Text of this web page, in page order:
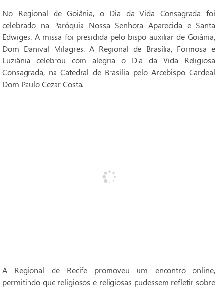
No Regional de Goiânia, o Dia da Vida Consagrada foi
celebrado na Paróquia Nossa Senhora Aparecida e Santa
Edwiges. A missa foi presidida pelo bispo auxiliar de Goiânia,
Dom Danival Milagres. A Regional de Brasília, Formosa e
Luziânia celebrou com alegria o Dia da Vida Religiosa
Consagrada, na Catedral de Brasília pelo Arcebispo Cardeal
Dom Paulo Cezar Costa.
A Regional de Recife promoveu um encontro online,
permitindo que religiosos e religiosas pudessem refletir sobre